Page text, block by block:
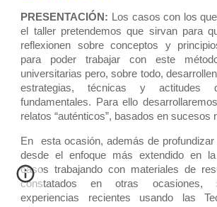
PRESENTACIÓN:
Los casos con los
el taller pretendemos que sirvan para
reflexionen sobre conceptos y
para poder trabajar con este
universitarias pero, sobre todo,
estrategias, técnicas y actitudes
fundamentales. Para ello
relatos “auténticos”, basados en sucesos
En esta ocasión, además de
desde el enfoque más extendido en
casos trabajando con materiales de
constatados en otras ocasiones,
experiencias recientes usando las